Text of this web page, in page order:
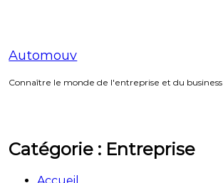
Automouv
Connaître le monde de l'entreprise et du business
Catégorie : Entreprise